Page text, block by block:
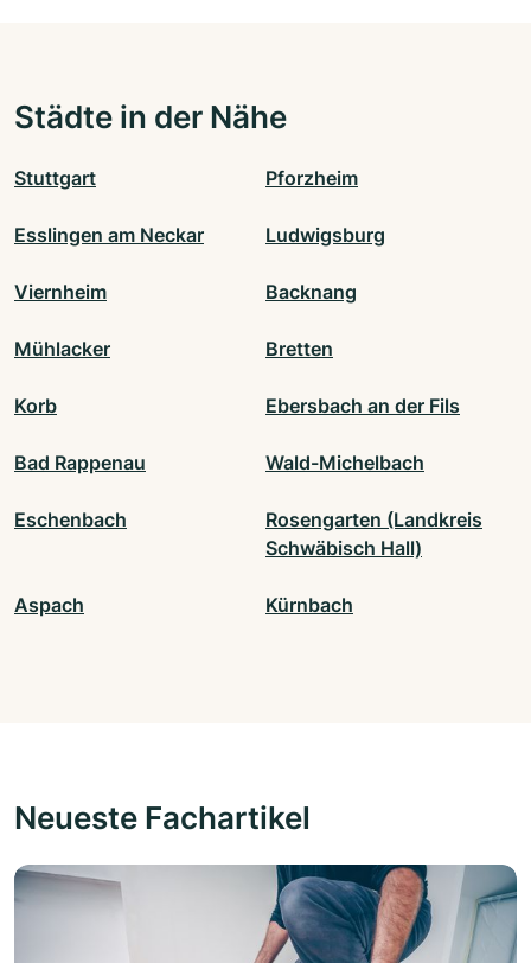
Städte in der Nähe
Stuttgart Pforzheim
Esslingen am Neckar Ludwigsburg
Viernheim Backnang
Mühlacker Bretten
Korb Ebersbach an der Fils
Bad Rappenau Wald-Michelbach
Eschenbach
Rosengarten (Landkreis
Schwäbisch Hall)
Aspach Kürnbach
Neueste Fachartikel